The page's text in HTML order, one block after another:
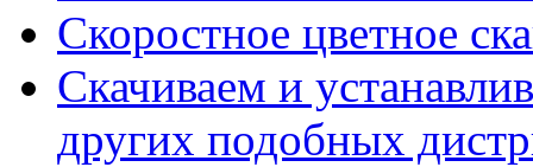
Скоростное цветное
Скачиваем и
других подобных